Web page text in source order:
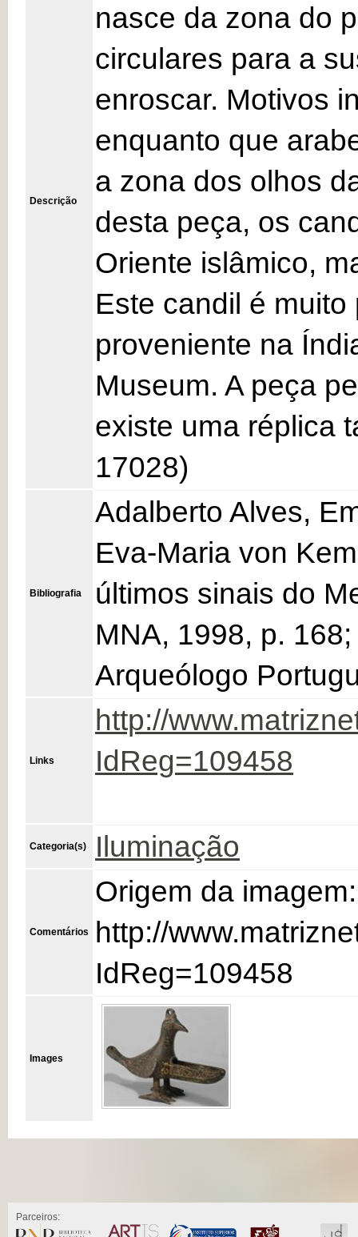
Descrição
nasce da zona do
circulares para a
enroscar. Motivos
enquanto que
a zona dos olhos
desta peça, os
Oriente islâmico,
Este candil é
proveniente na
Museum. A peça
existe uma réplica
17028)
Bibliografia
Adalberto Alves,
Eva-Maria von
últimos sinais do
MNA, 1998, p.
Arqueólogo
Links
http://
IdReg=109458
Categoria(s) Iluminação
Comentários
Origem da imagem:
http://
IdReg=109458
Images
Parceiros: